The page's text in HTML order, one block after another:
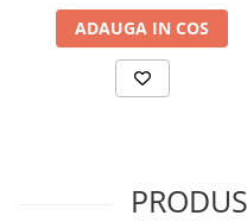
ADAUGA IN COS